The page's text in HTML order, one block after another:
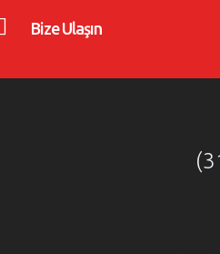
Bize Ulaşın